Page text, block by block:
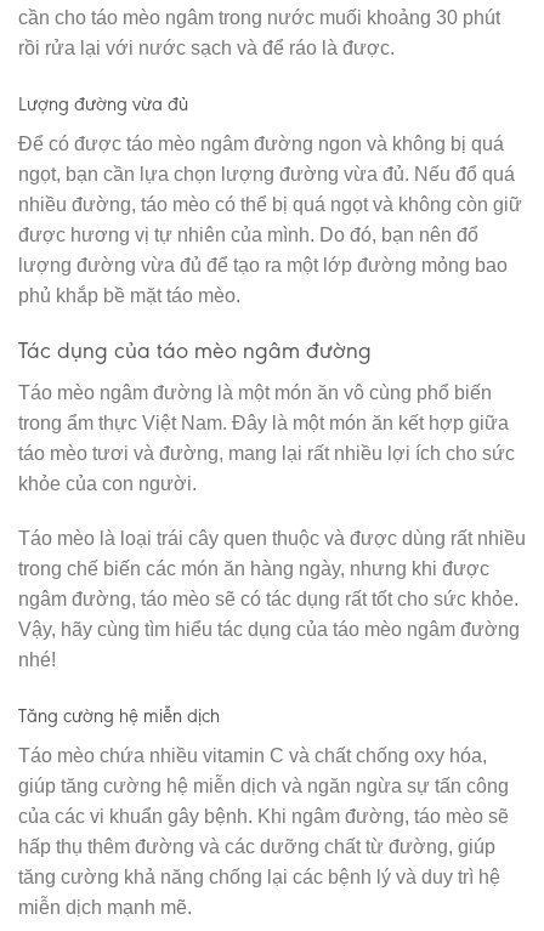
cần cho táo mèo ngâm trong nước muối khoảng 30 phút
rồi rửa lại với nước sạch và để ráo là được.
Lượng đường vừa đủ
Để có được táo mèo ngâm đường ngon và không bị quá
ngọt, bạn cần lựa chọn lượng đường vừa đủ. Nếu đổ quá
nhiều đường, táo mèo có thể bị quá ngọt và không còn giữ
được hương vị tự nhiên của mình. Do đó, bạn nên đổ
lượng đường vừa đủ để tạo ra một lớp đường mỏng bao
phủ khắp bề mặt táo mèo.
Tác dụng của táo mèo ngâm đường
Táo mèo ngâm đường là một món ăn vô cùng phổ biến
trong ẩm thực Việt Nam. Đây là một món ăn kết hợp giữa
táo mèo tươi và đường, mang lại rất nhiều lợi ích cho sức
khỏe của con người.
Táo mèo là loại trái cây quen thuộc và được dùng rất nhiều
trong chế biến các món ăn hàng ngày, nhưng khi được
ngâm đường, táo mèo sẽ có tác dụng rất tốt cho sức khỏe.
Vậy, hãy cùng tìm hiểu tác dụng của táo mèo ngâm đường
nhé!
Tăng cường hệ miễn dịch
Táo mèo chứa nhiều vitamin C và chất chống oxy hóa,
giúp tăng cường hệ miễn dịch và ngăn ngừa sự tấn công
của các vi khuẩn gây bệnh. Khi ngâm đường, táo mèo sẽ
hấp thụ thêm đường và các dưỡng chất từ đường, giúp
tăng cường khả năng chống lại các bệnh lý và duy trì hệ
miễn dịch mạnh mẽ.